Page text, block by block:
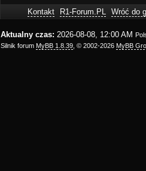
Kontakt R1-Forum.PL Wróć do
Aktualny czas: 2026-08-08, 12:00 AM
Silnik forum MyBB 1.8.39 , © 2002-2026 MyBB